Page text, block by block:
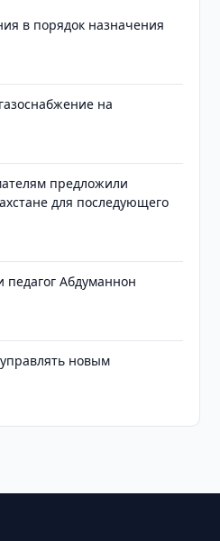
в порядок назначения
на
предложили
для последующего
Абдуманнон
новым